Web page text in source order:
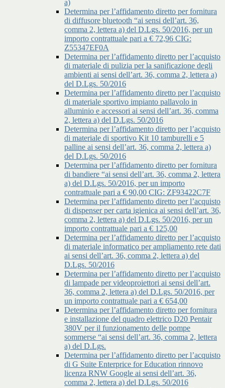
a)
Determina per l’affidamento diretto per fornitura
di diffusore bluetooth “ai sensi dell’art. 36,
comma 2, lettera a) del D.Lgs. 50/2016, per un
importo contrattuale pari a € 72,96 CIG:
Z55347EF0A
Determina per l’affidamento diretto per l’acquisto
di materiale di pulizia per la sanificazione degli
ambienti ai sensi dell’art. 36, comma 2, lettera a)
del D.Lgs. 50/2016
Determina per l’affidamento diretto per l’acquisto
di materiale sportivo impianto pallavolo in
alluminio e accessori ai sensi dell’art. 36, comma
2, lettera a) del D.Lgs. 50/2016
Determina per l’affidamento diretto per l’acquisto
di materiale di sportivo Kit 10 tamburelli e 5
palline ai sensi dell’art. 36, comma 2, lettera a)
del D.Lgs. 50/2016
Determina per l’affidamento diretto per fornitura
di bandiere “ai sensi dell’art. 36, comma 2, lettera
a) del D.Lgs. 50/2016, per un importo
contrattuale pari a € 90,00 CIG: ZF93422C7F
Determina per l’affidamento diretto per l’acquisto
di dispenser per carta igienica ai sensi dell’art. 36,
comma 2, lettera a) del D.Lgs. 50/2016, per un
importo contrattuale pari a € 125,00
Determina per l’affidamento diretto per l’acquisto
di materiale informatico per ampliamento rete dati
ai sensi dell’art. 36, comma 2, lettera a) del
D.Lgs. 50/2016
Determina per l’affidamento diretto per l’acquisto
di lampade per videoproiettori ai sensi dell’art.
36, comma 2, lettera a) del D.Lgs. 50/2016, per
un importo contrattuale pari a € 654,00
Determina per l’affidamento diretto per fornitura
e installazione del quadro elettrico D20 Pentair
380V per il funzionamento delle pompe
sommerse “ai sensi dell’art. 36, comma 2, lettera
a) del D.Lgs.
Determina per l’affidamento diretto per l’acquisto
di G Suite Enterprice for Education rinnovo
licenza RNW Google ai sensi dell’art. 36,
comma 2, lettera a) del D.Lgs. 50/2016